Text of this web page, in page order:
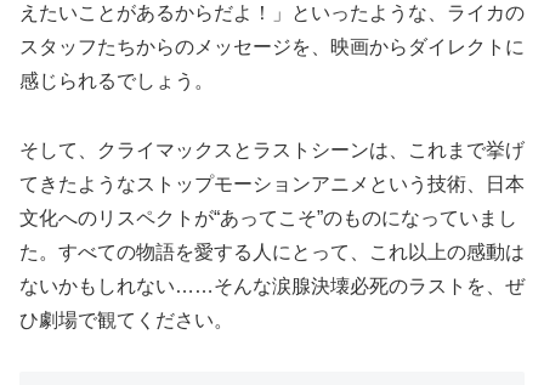
えたいことがあるからだよ！」といったような、ライカの
スタッフたちからのメッセージを、映画からダイレクトに
感じられるでしょう。
そして、クライマックスとラストシーンは、これまで挙げ
てきたようなストップモーションアニメという技術、日本
文化へのリスペクトが“あってこそ”のものになっていまし
た。すべての物語を愛する人にとって、これ以上の感動は
ないかもしれない……そんな涙腺決壊必死のラストを、ぜ
ひ劇場で観てください。